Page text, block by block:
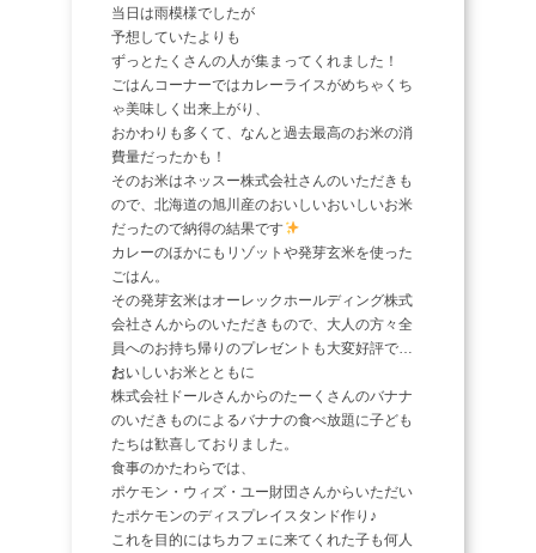
当日は雨模様でしたが
予想していたよりも
ずっとたくさんの人が集まってくれました！
ごはんコーナーではカレーライスがめちゃくち
ゃ美味しく出来上がり、
おかわりも多くて、なんと過去最高のお米の消
費量だったかも！
そのお米はネッスー株式会社さんのいただきも
ので、北海道の旭川産のおいしいおいしいお米
だったので納得の結果です
カレーのほかにもリゾットや発芽玄米を使った
ごはん。
その発芽玄米はオーレックホールディング株式
会社さんからのいただきもので、大人の方々全
員へのお持ち帰りのプレゼントも大変好評でし
た。
おいしいお米とともに
株式会社ドールさんからのたーくさんのバナナ
のいだきものによるバナナの食べ放題に子ども
たちは歓喜しておりました。
食事のかたわらでは、
ポケモン・ウィズ・ユー財団さんからいただい
たポケモンのディスプレイスタンド作り♪
これを目的にはちカフェに来てくれた子も何人